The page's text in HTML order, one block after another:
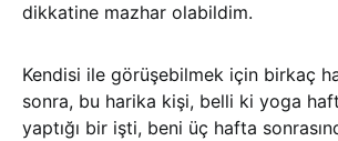
dikkatine mazhar olabildim.
Kendisi ile görüşebilmek için birkaç
sonra, bu harika kişi, belli ki yoga
yaptığı bir işti, beni üç hafta